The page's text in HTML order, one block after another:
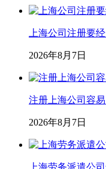
上海公司注册要
2026年8月7日
注册上海公司容
2026年8月7日
上海劳务派遣公